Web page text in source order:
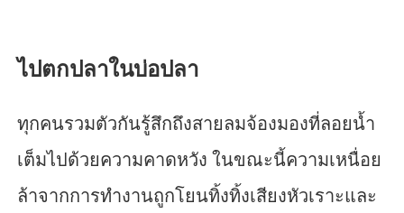
ไปตกปลาในบ่อปลา
ทุกคนรวมตัวกันรู้สึกถึงสายลมจ้องมองที่ลอยน้ำ
เต็มไปด้วยความคาดหวัง ในขณะนี้ความเหนื่อย
ล้าจากการทำงานถูกโยนทิ้งทิ้งเสียงหัวเราะและ